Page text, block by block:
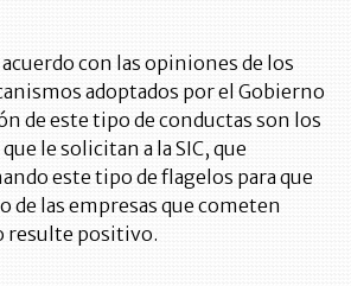
con las opiniones de los
adoptados por el Gobierno
de este tipo de conductas son los
le solicitan a la SIC, que
este tipo de flagelos para que
las empresas que cometen
resulte positivo.